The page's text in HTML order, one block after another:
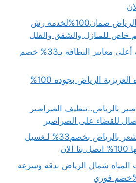
شركة رش مبيدات بالرياض ضمان100%لخدمة رش
شركة تنظيف بعفيف أعلى معايير النظافة بـ33% خصم
كشف تسربات المياه العزيزية الرياض بجوده 100%
بالرياض..تنظيف الصراصير
شركة تنظيف بيوت شعر بالرياض بخصم33% لـغسيل
شمال الرياض بدقة وسرعة